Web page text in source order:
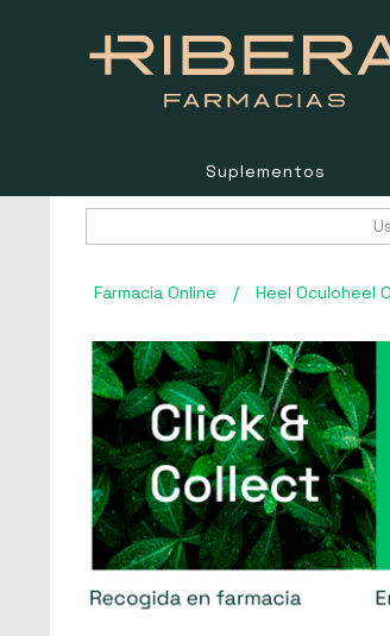
Suplementos
Farmacia Online / Heel Oculoheel